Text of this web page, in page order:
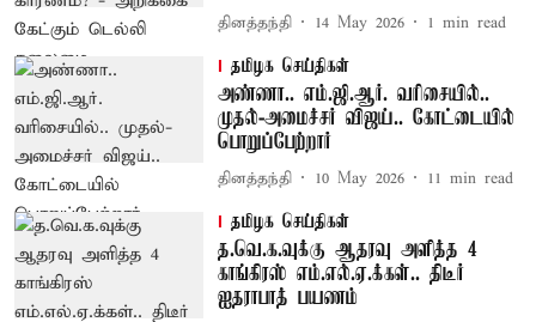
தினத்தந்தி 14 May 2026 1 min read
தமிழக செய்திகள்
அண்ணா.. எம்.ஜி.ஆர். வரிசையில்..
முதல்-அமைச்சர் விஜய்.. கோட்டையில்
பொறுப்பேற்றார்
தினத்தந்தி 10 May 2026 11 min read
தமிழக செய்திகள்
த.வெ.க.வுக்கு ஆதரவு அளித்த 4
காங்கிரஸ் எம்.எல்.ஏ.க்கள்.. திடீர்
ஐதராபாத் பயணம்